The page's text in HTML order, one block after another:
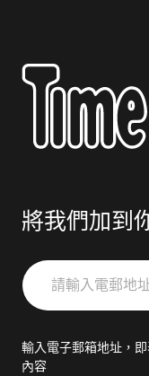
將我們加到
請
輸
郵
輸入電子郵箱地址，
內容